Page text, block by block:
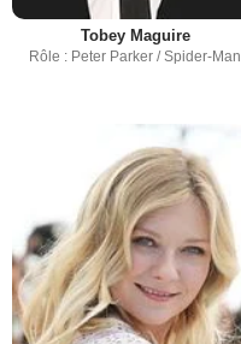
Tobey Maguire
Rôle : Peter Parker / Spider-Man